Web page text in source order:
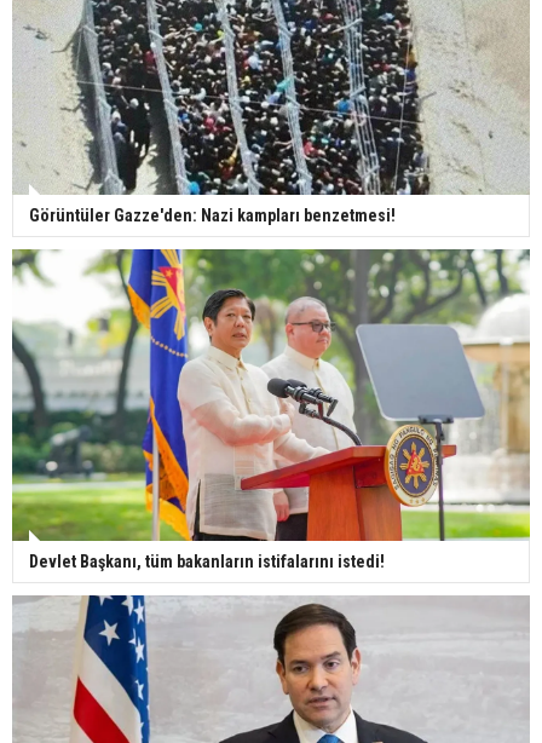
Görüntüler Gazze'den: Nazi kampları benzetmesi!
Devlet Başkanı, tüm bakanların istifalarını istedi!